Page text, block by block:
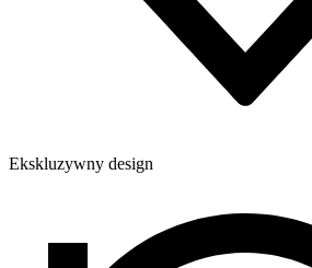
Ekskluzywny design